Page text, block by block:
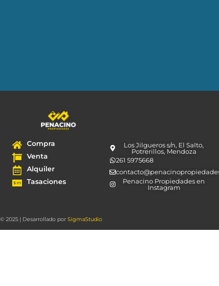
Compra
Venta
Alquiler
Tasaciones
Los Jilgueros s/n, El Salto,
Potrerillos, Mendoza
261 5975668
Penacino Propiedades en
Instagram
© 2025 | Desarrollado por SigmaStudio